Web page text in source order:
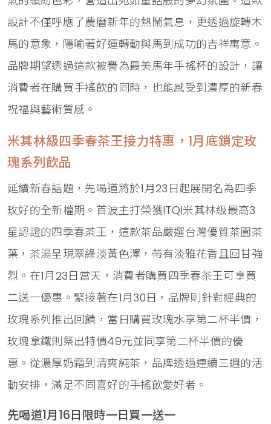
設計不僅呼應了農曆新年的熱鬧氣息，更透過旋轉木
馬的意象，隱喻著好運轉動與馬到成功的吉祥寓意。
品牌期望透過這款被譽為最美馬年手搖杯的設計，讓
消費者在購買手搖飲的同時，也能感受到濃厚的新春
祝福與藝術質感。
米其林級四季春茶王接力特惠，1月底鎖定玫
瑰系列飲品
延續新春話題，先喝道將於1月23日起展開名為四季
玫好的全新檔期。首波主打榮獲ITQI米其林級最高3
星認證的四季春茶王，這款茶品嚴選台灣優質茶園茶
葉，茶湯呈現翠綠淡黃色澤，帶有淡雅花香且回甘強
烈。在1月23日當天，消費者購買四季春茶王可享買
二送一優惠。緊接著在1月30日，品牌則針對經典的
玫瑰系列推出回饋，當日購買玫瑰水享第二杯半價，
玫瑰拿鐵則祭出特價49元並同享第二杯半價的優
惠。從濃厚奶霜到清爽純茶，品牌透過連續三週的活
動安排，滿足不同喜好的手搖飲愛好者。
先喝道1月16日限時一日買一送一